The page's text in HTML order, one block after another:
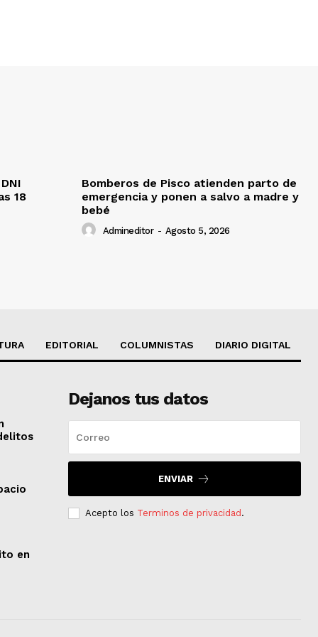
18
Bomberos de Pisco atienden parto de
emergencia y ponen a salvo a madre y
bebé
Admineditor - Agosto 5, 2026
EDITORIAL COLUMNISTAS DIARIO DIGITAL
en
Dejanos tus datos
ENVIAR
Acepto los Terminos de privacidad .